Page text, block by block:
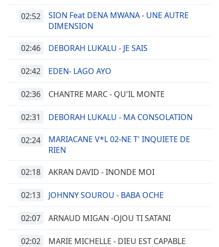
02:52
SION Feat DENA MWANA - UNE AUTRE
DIMENSION
02:46 DEBORAH LUKALU - JE SAIS
02:42 EDEN- LAGO AYO
02:36 CHANTRE MARC - QU'IL MONTE
02:31 DEBORAH LUKALU - MA CONSOLATION
02:24
MARIACANE V*L 02-NE T' INQUIETE DE
RIEN
02:18 AKRAN DAVID - INONDE MOI
02:13 JOHNNY SOUROU - BABA OCHE
02:07 ARNAUD MIGAN -OJOU TI SATANI
02:02 MARIE MICHELLE - DIEU EST CAPABLE